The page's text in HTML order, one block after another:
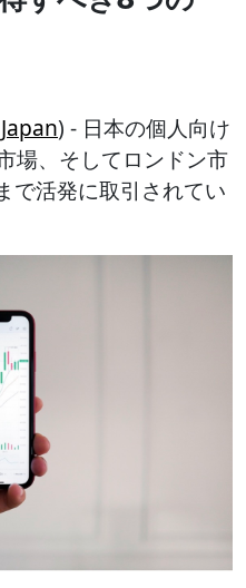
) - 日本の個人向け
場、そしてロンドン市
で活発に取引されてい